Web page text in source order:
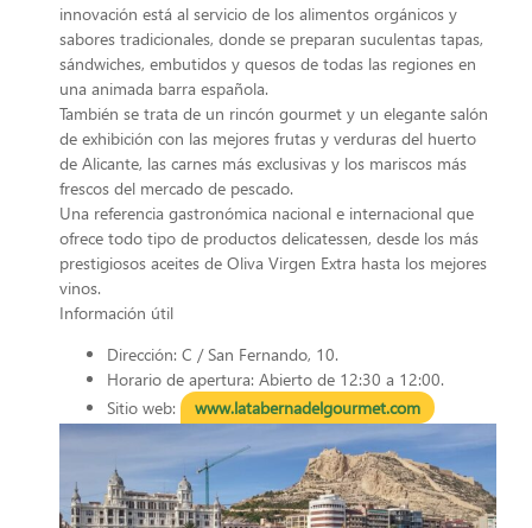
innovación está al servicio de los alimentos orgánicos y
sabores tradicionales, donde se preparan suculentas tapas,
sándwiches, embutidos y quesos de todas las regiones en
una animada barra española.
También se trata de un rincón gourmet y un elegante salón
de exhibición con las mejores frutas y verduras del huerto
de Alicante, las carnes más exclusivas y los mariscos más
frescos del mercado de pescado.
Una referencia gastronómica nacional e internacional que
ofrece todo tipo de productos delicatessen, desde los más
prestigiosos aceites de Oliva Virgen Extra hasta los mejores
vinos.
Información útil
Dirección: C / San Fernando, 10.
Horario de apertura: Abierto de 12:30 a 12:00.
Sitio web:
www.latabernadelgourmet.com